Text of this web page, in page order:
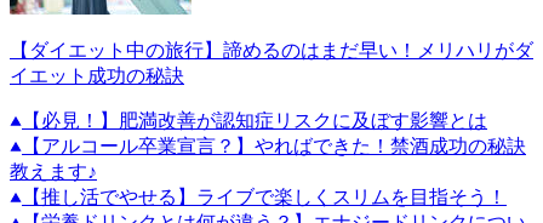
【ダイエット中の旅行】諦めるのはまだ早い！メリハリがダ
イエット成功の秘訣
【必見！】肥満改善が認知症リスクに及ぼす影響とは
【アルコール卒業宣言？】やればできた！禁酒成功の秘訣
教えます♪
【推し活でやせる】ライブで楽しくスリムを目指そう！